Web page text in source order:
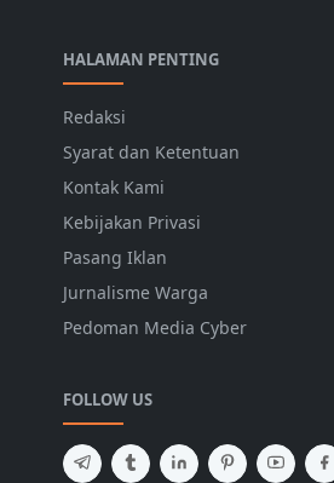
HALAMAN PENTING
Redaksi
Syarat dan Ketentuan
Kontak Kami
Kebijakan Privasi
Pasang Iklan
Jurnalisme Warga
Pedoman Media Cyber
FOLLOW US